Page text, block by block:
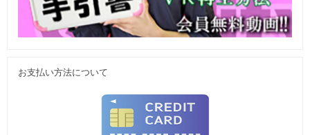
お支払い方法について